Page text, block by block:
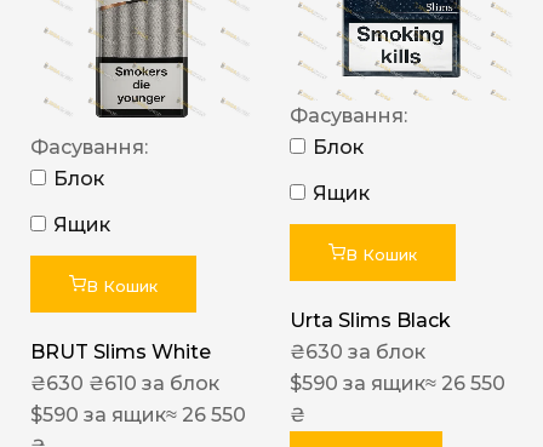
Фасування:
Блок
Ящик
В Кошик
BRUT Slims White
₴630 ₴610 за блок
$590 за ящик≈ 26 550
Фасування:
Блок
Ящик
В Кошик
Urta Slims Black
₴630 за блок
$590 за ящик≈ 26 550
₴